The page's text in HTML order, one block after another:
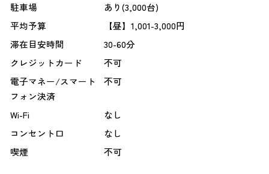
駐車場
あり(3,000台)
平均予算
【昼】1,001-3,000円
滞在目安時間
30-60分
クレジットカード
不可
電子マネー/スマート
フォン決済
不可
Wi-Fi
なし
コンセント口
なし
喫煙
不可